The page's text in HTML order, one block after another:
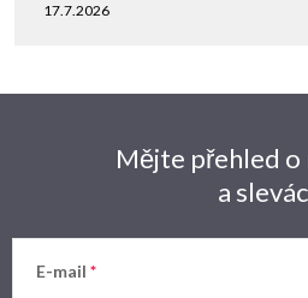
17.7.2026
Mějte přehled o
a
E-mail